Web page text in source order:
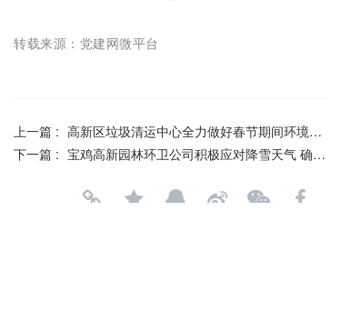
转载来源：党建网微平台
上一篇 : 高新区垃圾清运中心全力做好春节期间环境卫生保障工作
下一篇 : 宝鸡高新园林环卫公司积极应对降雪天气 确保市民出行安全